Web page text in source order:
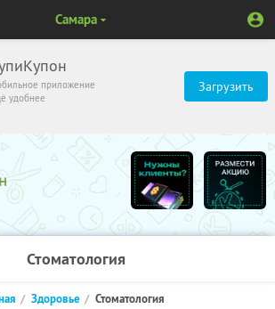
приложение
удобнее
Загрузить
Самара
Стоматология
Здоровье Стоматология